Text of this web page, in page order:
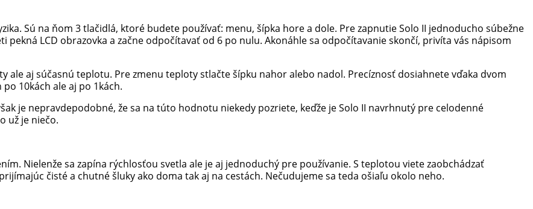
Sú na ňom 3 tlačidlá, ktoré budete používať: menu, šípka hore a dole. Pre zapnutie Solo II jednoducho súbežne
LCD obrazovka a začne odpočítavať od 6 po nulu. Akonáhle sa odpočítavanie skončí, privíta vás nápisom
ale aj súčasnú teplotu. Pre zmenu teploty stlačte šípku nahor alebo nadol. Precíznosť dosiahnete vďaka dvom
10kách ale aj po 1kách.
je nepravdepodobné, že sa na túto hodnotu niekedy pozriete, keďže je Solo II navrhnutý pre celodenné
už je niečo.
Nielenže sa zapína rýchlosťou svetla ale je aj jednoduchý pre používanie. S teplotou viete zaobchádzať
čisté a chutné šluky ako doma tak aj na cestách. Nečudujeme sa teda ošiaľu okolo neho.